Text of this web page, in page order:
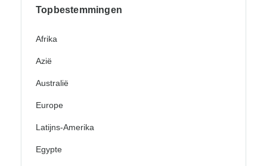
Topbestemmingen
Afrika
Azië
Australië
Europe
Latijns-Amerika
Egypte